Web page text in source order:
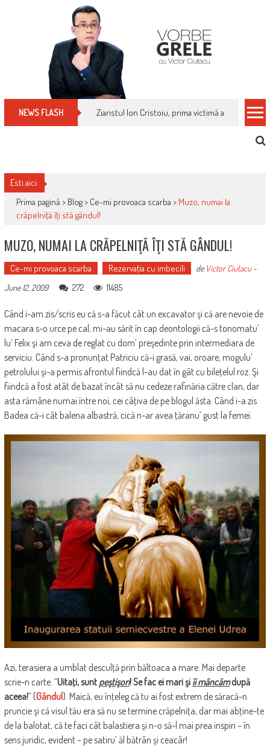
NEWS FLASH Cum îți schimbi, rapid, gratuit și eficient,
Esti aici:
Prima pagină > Blog> Ce-mi provoaca scarba > Muzo, numai la
crăpelniţă îţi stă gândul!
MUZO, NUMAI LA CRĂPELNIŢĂ ÎŢI STĂ GÂNDUL!
Ce-mi provoaca scarba Rezervaţia cu imbecili de Victor Ciutacu-
June 12, 2009
272 11485
Când i-am zis/scris eu că s-a făcut cât un excavator şi că are nevoie de
macara s-o urce pe cal, mi-au sărit în cap deontologii că-s tonomatu’
lu’ Felix şi am ceva de reglat cu dom’ preşedinte prin intermediara de
serviciu. Când s-a pronunţat Patriciu că-i grasă, vai, oroare, mogulu’
petrolului şi-a permis afrontul fiindcă l-au dat în gât cu bileţelul roz. Şi
fiindcă a fost atât de bazat încât să nu cedeze rafinăria către clan, dar
asta rămâne numai între noi, cei câţiva de pe blogul ăsta. Când i-a zis
Badea că-i cât balena albastră, cică n-ar avea ţăranu’ gust la femei.
Azi, terasiera a umblat desculţă prin băltoaca a mare. Mai departe
scrie-n carte: “Uitaţi, sunt peştişori! Se fac ei mari şi îi mâncămdupă
aceea!” (Gândul). Maică, eu înţeleg că tu ai fost extrem de săracă-n
pruncie şi că visul tău era să nu se termine crăpelniţa, dar mai abţine-te
de la balotat, că te faci cât balastiera şi n-o să-l mai prea inspiri – în
sens juridic, evident – pe satiru’ ăl bătrân şi ceacâr!